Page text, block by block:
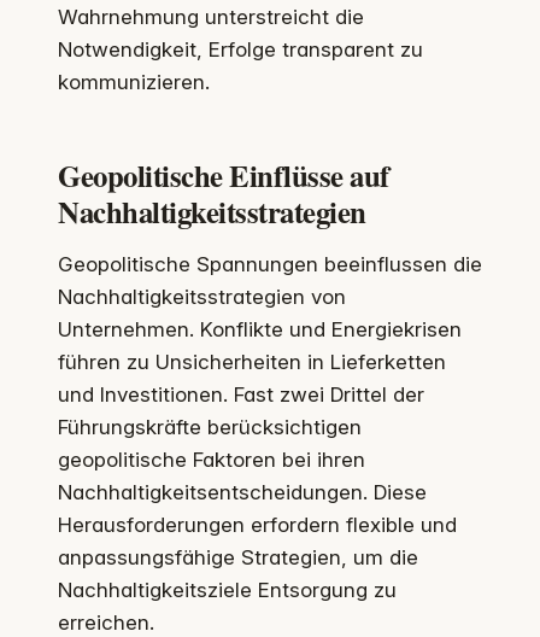
Wahrnehmung unterstreicht die
Notwendigkeit, Erfolge transparent zu
kommunizieren.
Geopolitische Einflüsse auf
Nachhaltigkeitsstrategien
Geopolitische Spannungen beeinflussen die
Nachhaltigkeitsstrategien von
Unternehmen. Konflikte und Energiekrisen
führen zu Unsicherheiten in Lieferketten
und Investitionen. Fast zwei Drittel der
Führungskräfte berücksichtigen
geopolitische Faktoren bei ihren
Nachhaltigkeitsentscheidungen. Diese
Herausforderungen erfordern flexible und
anpassungsfähige Strategien, um die
Nachhaltigkeitsziele Entsorgung zu
erreichen.